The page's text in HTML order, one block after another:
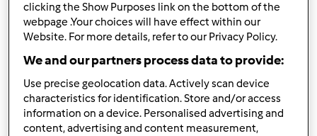
4.7(15)
Ciasto jagodowe Ulki49
przezGość
45min
clicking the Show Purposes link on the bottom of the
webpage .Your choices will have effect within our
Website. For more details, refer to our Privacy Policy.
We and our partners process data to provide:
Use precise geolocation data. Actively scan device
characteristics for identification. Store and/or access
information on a device. Personalised advertising and
content, advertising and content measurement,